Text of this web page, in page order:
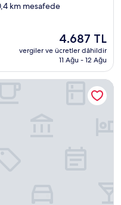
km mesafede
Güncel
fiyat:
4.687 TL
4.687 TL
vergiler ve ücretler dâhildir
11 Ağu - 12 Ağu